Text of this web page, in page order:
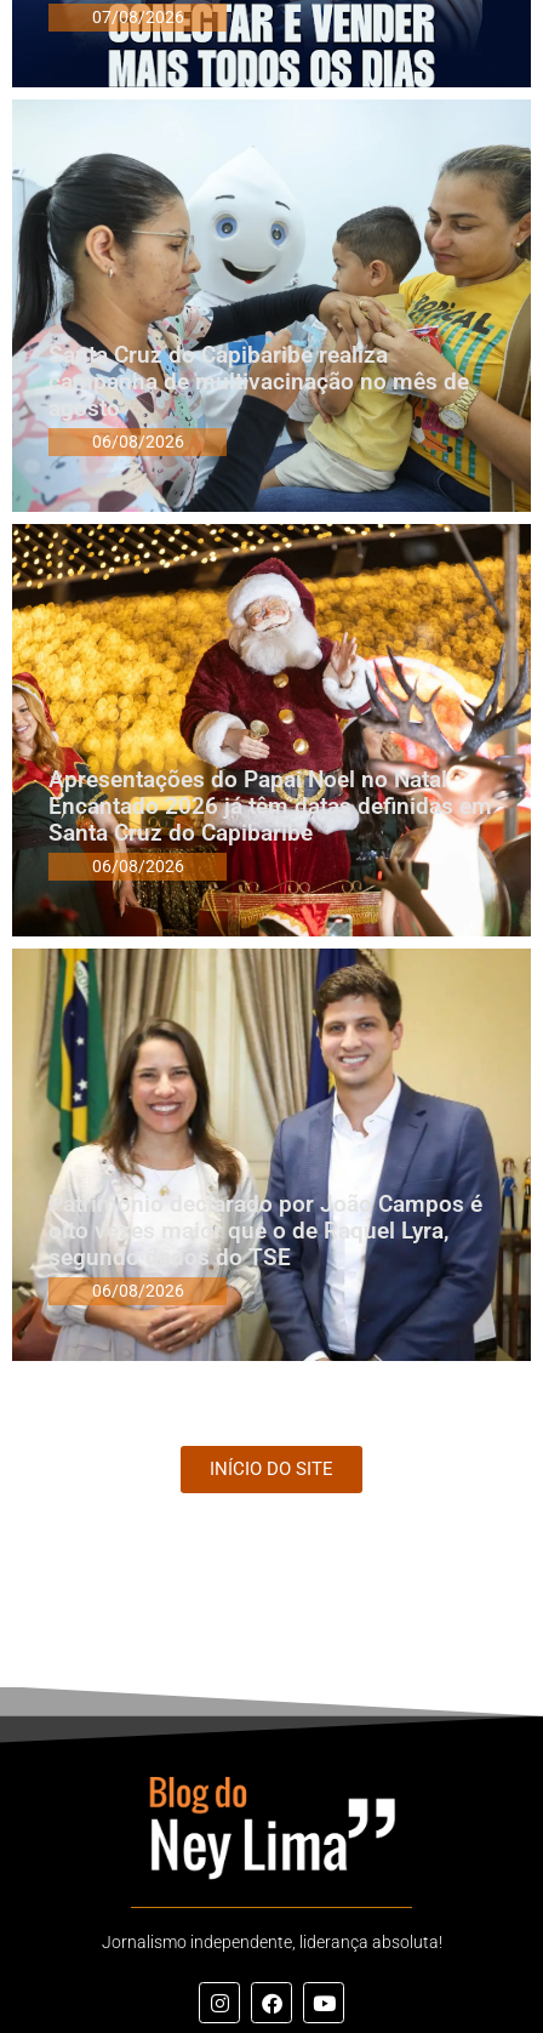
07/08/2026
Santa Cruz do Capibaribe realiza
campanha de multivacinação no mês de
agosto
06/08/2026
Apresentações do Papai Noel no Natal
Encantado 2026 já têm datas definidas em
Santa Cruz do Capibaribe
06/08/2026
Patrimônio declarado por João Campos é
oito vezes maior que o de Raquel Lyra,
segundo dados do TSE
06/08/2026
INÍCIO DO SITE
Jornalismo independente, liderança absoluta!